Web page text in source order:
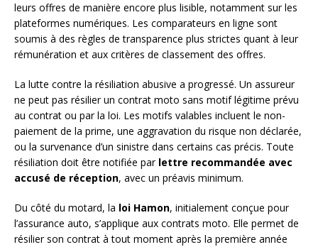
leurs offres de manière encore plus lisible, notamment sur les
plateformes numériques. Les comparateurs en ligne sont
soumis à des règles de transparence plus strictes quant à leur
rémunération et aux critères de classement des offres.
La lutte contre la résiliation abusive a progressé. Un assureur
ne peut pas résilier un contrat moto sans motif légitime prévu
au contrat ou par la loi. Les motifs valables incluent le non-
paiement de la prime, une aggravation du risque non déclarée,
ou la survenance d’un sinistre dans certains cas précis. Toute
résiliation doit être notifiée par lettre recommandée avec
accusé de réception, avec un préavis minimum.
Du côté du motard, la loi Hamon, initialement conçue pour
l’assurance auto, s’applique aux contrats moto. Elle permet de
résilier son contrat à tout moment après la première année